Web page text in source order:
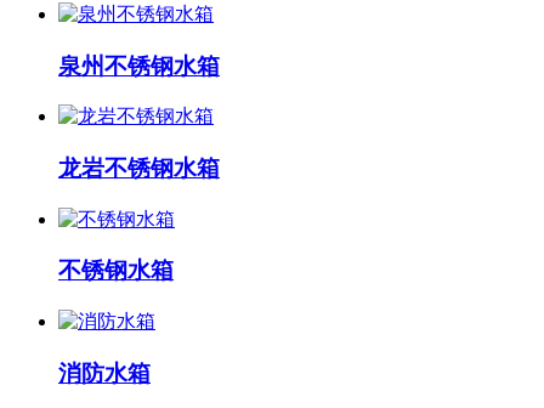
泉州不锈钢水箱
龙岩不锈钢水箱
不锈钢水箱
消防水箱